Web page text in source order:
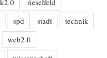
spd stadt
technik
web2.0